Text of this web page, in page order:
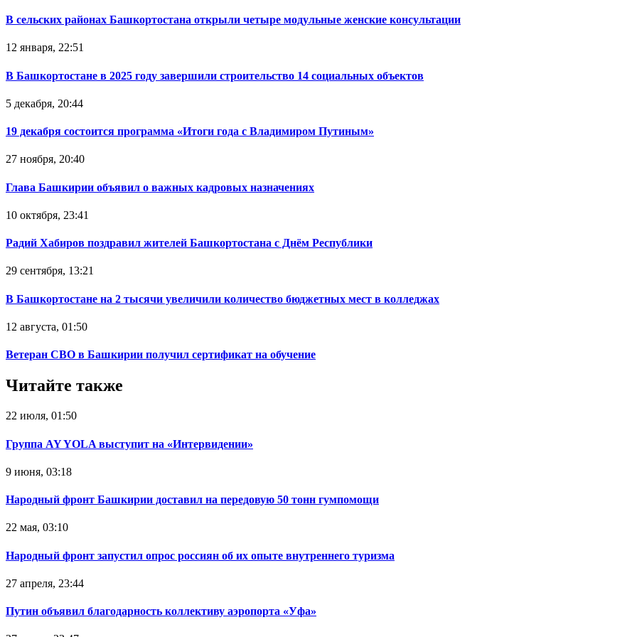
В сельских районах Башкортостана открыли четыре модульные женские консультации
12 января, 22:51
В Башкортостане в 2025 году завершили строительство 14 социальных объектов
5 декабря, 20:44
19 декабря состоится программа «Итоги года с Владимиром Путиным»
27 ноября, 20:40
Глава Башкирии объявил о важных кадровых назначениях
10 октября, 23:41
Радий Хабиров поздравил жителей Башкортостана с Днём Республики
29 сентября, 13:21
В Башкортостане на 2 тысячи увеличили количество бюджетных мест в колледжах
12 августа, 01:50
Ветеран СВО в Башкирии получил сертификат на обучение
Читайте также
22 июля, 01:50
Группа AY YOLA выступит на «Интервидении»
9 июня, 03:18
Народный фронт Башкирии доставил на передовую 50 тонн гумпомощи
22 мая, 03:10
Народный фронт запустил опрос россиян об их опыте внутреннего туризма
27 апреля, 23:44
Путин объявил благодарность коллективу аэропорта «Уфа»